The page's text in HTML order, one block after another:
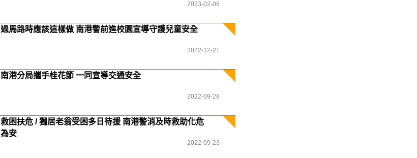
2023-02-08
過馬路時應該這樣做 南港警前進校園宣導守護兒童安全
2022-12-21
南港分局攜手桂花節 一同宣導交通安全
2022-09-28
救困扶危 / 獨居老翁受困多日待援 南港警消及時救助化危
為安
2022-09-23